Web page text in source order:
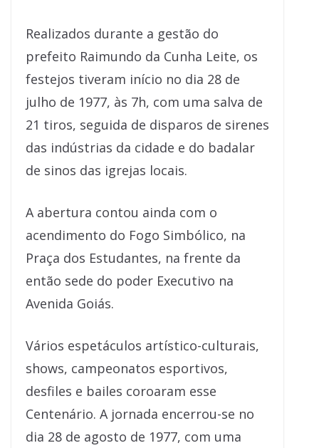
Realizados durante a gestão do
prefeito Raimundo da Cunha Leite, os
festejos tiveram início no dia 28 de
julho de 1977, às 7h, com uma salva de
21 tiros, seguida de disparos de sirenes
das indústrias da cidade e do badalar
de sinos das igrejas locais.
A abertura contou ainda com o
acendimento do Fogo Simbólico, na
Praça dos Estudantes, na frente da
então sede do poder Executivo na
Avenida Goiás.
Vários espetáculos artístico-culturais,
shows, campeonatos esportivos,
desfiles e bailes coroaram esse
Centenário. A jornada encerrou-se no
dia 28 de agosto de 1977, com uma